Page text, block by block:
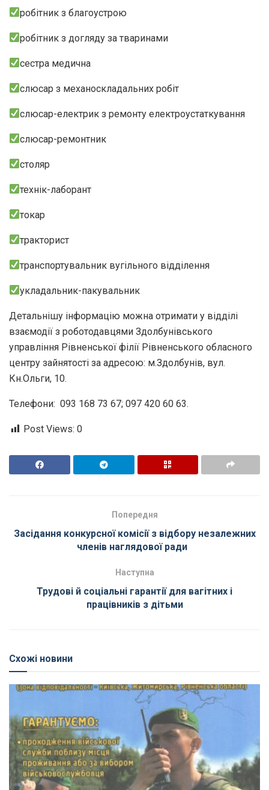
робітник з благоустрою
робітник з догляду за тваринами
сестра медична
слюсар з механоскладальних робіт
слюсар-електрик з ремонту електроустаткування
слюсар-ремонтник
столяр
технік-лаборант
токар
тракторист
транспортувальник вугільного відділення
укладальник-пакувальник
Детальнішу інформацію можна отримати у відділі
взаємодії з роботодавцями Здолбунівського
управління Рівненської філії Рівненського обласного
центру зайнятості за адресою: м.Здолбунів, вул.
Кн.Ольги, 10.
Телефони: 093 168 73 67; 097 420 60 63.
Post Views: 0
Попередня
Засідання конкурсної комісії з відбору незалежних
членів наглядової ради
Наступна
Трудові й соціальні гарантії для вагітних і
працівників з дітьми
Схожі новини